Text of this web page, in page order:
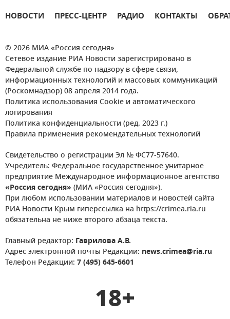
НОВОСТИ ПРЕСС-ЦЕНТР РАДИО КОНТАКТЫ
© 2026 МИА «Россия сегодня»
Сетевое издание РИА Новости зарегистрировано в
Федеральной службе по надзору в сфере связи,
информационных технологий и массовых коммуникаций
(Роскомнадзор) 08 апреля 2014 года.
Политика использования Cookie и автоматического
логирования
Политика конфиденциальности (ред. 2023 г.)
Правила применения рекомендательных технологий
Свидетельство о регистрации Эл № ФС77-57640.
Учредитель: Федеральное государственное унитарное
предприятие Международное информационное агентство
«Россия сегодня» (МИА «Россия сегодня»).
При любом использовании материалов и новостей сайта
РИА Новости Крым гиперссылка на https://crimea.ria.ru
обязательна не ниже второго абзаца текста.
Главный редактор: Гаврилова А.В.
Адрес электронной почты Редакции: news.crimea@ria.ru
Телефон Редакции: 7 (495) 645-6601
18+